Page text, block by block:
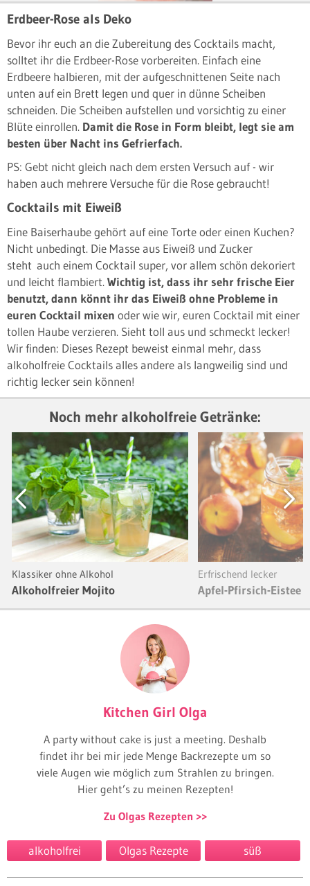
Erdbeer-Rose als Deko
Bevor ihr euch an die Zubereitung des Cocktails macht,
solltet ihr die Erdbeer-Rose vorbereiten. Einfach eine
Erdbeere halbieren, mit der aufgeschnittenen Seite nach
unten auf ein Brett legen und quer in dünne Scheiben
schneiden. Die Scheiben aufstellen und vorsichtig zu einer
Blüte einrollen. Damit die Rose in Form bleibt, legt sie am
besten über Nacht ins Gefrierfach.
PS: Gebt nicht gleich nach dem ersten Versuch auf - wir
haben auch mehrere Versuche für die Rose gebraucht!
Cocktails mit Eiweiß
Eine Baiserhaube gehört auf eine Torte oder einen Kuchen?
Nicht unbedingt. Die Masse aus Eiweiß und Zucker
steht auch einem Cocktail super, vor allem schön dekoriert
und leicht flambiert.Wichtig ist, dass ihr sehr frische Eier
benutzt, dann könnt ihr das Eiweiß ohne Probleme in
euren Cocktail mixen oder wie wir, euren Cocktail mit einer
tollen Haube verzieren. Sieht toll aus und schmeckt lecker!
Wir finden: Dieses Rezept beweist einmal mehr, dass
alkoholfreie Cocktails alles andere als langweilig sind und
richtig lecker sein können!
Noch mehr alkoholfreie Getränke:
Previous
Klassiker ohne Alkohol
Alkoholfreier Mojito
Erfrischend lecker
Apfel-Pfirsich-Eistee
Next
Kitchen Girl Olga
A party without cake is just a meeting. Deshalb
findet ihr bei mir jede Menge Backrezepte um so
viele Augen wie möglich zum Strahlen zu bringen.
Hier geht’s zu meinen Rezepten!
Zu Olgas Rezepten
alkoholfrei Olgas Rezepte süß